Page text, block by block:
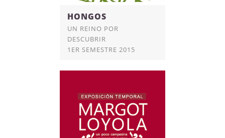
HONGOS
UN REINO POR
DESCUBRIR
1ER SEMESTRE 2015